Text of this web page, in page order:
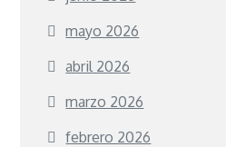
mayo 2026
abril 2026
marzo 2026
febrero 2026